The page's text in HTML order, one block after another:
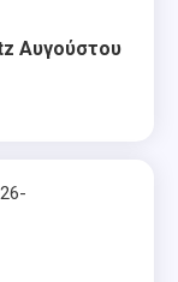
Αυγούστου